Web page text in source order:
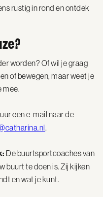
rustig in rond en ontdek
worden? Of wil je graag
of bewegen, maar weet je
mee.
een e-mail naar de
.
De buurtsportcoaches van
buurt te doen is. Zij kijken
en wat je kunt.